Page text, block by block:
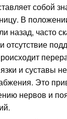
собой
В
назад, часто
отсутствие
и суставы
Это
нервов и